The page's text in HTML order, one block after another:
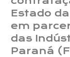
Estado
em
das
Paraná